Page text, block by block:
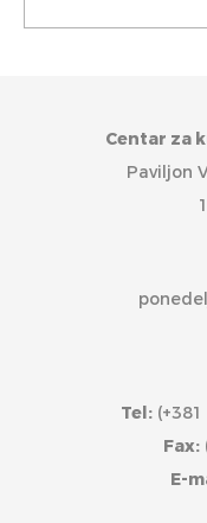
Centar za
Paviljon
Tel:
Fax:
E-